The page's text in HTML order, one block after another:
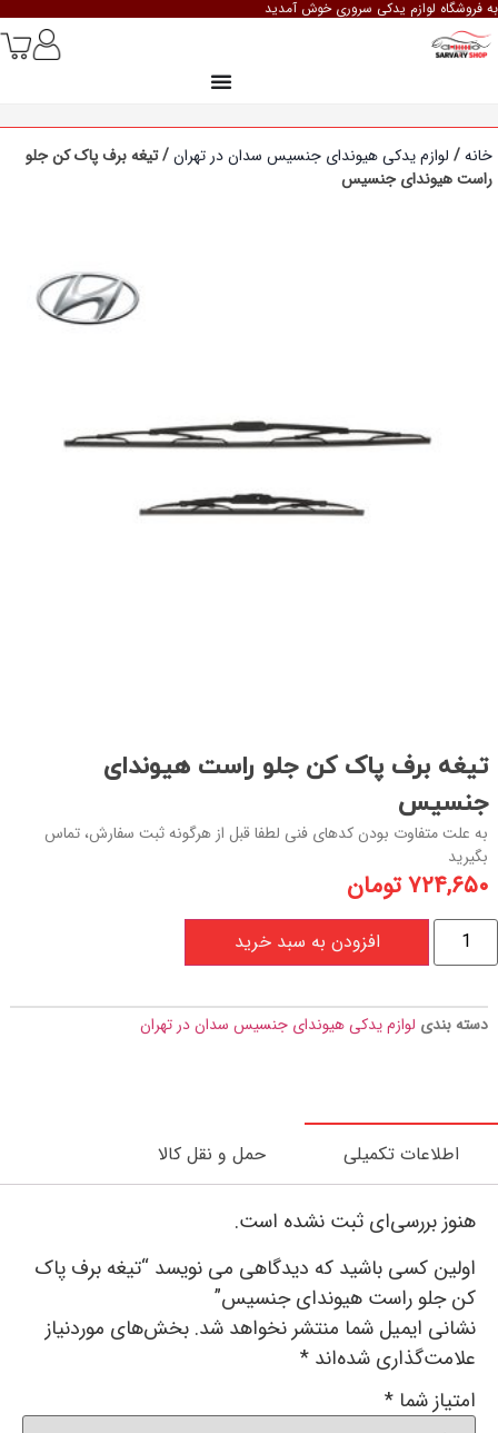
به فروشگاه لوازم یدکی سروری خوش آمدید
خانه/ لوازم یدکی هیوندای جنسیس سدان در تهران/ تیغه برف پاک کن جلو
راست هیوندای جنسیس
تیغه برف پاک کن جلو راست هیوندای
جنسیس
به علت متفاوت بودن کدهای فنی لطفا قبل از هرگونه ثبت سفارش، تماس
بگیرید
۷۲۴,۶۵۰تومان
افزودن به سبد خرید
دسته بندی لوازم یدکی هیوندای جنسیس سدان در تهران
اطلاعات تکمیلی حمل و نقل کالا
هنوز بررسی‌ای ثبت نشده است.
اولین کسی باشید که دیدگاهی می نویسد “تیغه برف پاک
کن جلو راست هیوندای جنسیس”
نشانی ایمیل شما منتشر نخواهد شد. بخش‌های موردنیاز
علامت‌گذاری شده‌اند *
امتیاز شما *